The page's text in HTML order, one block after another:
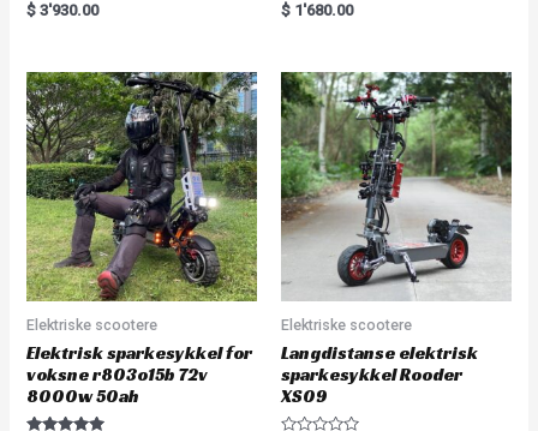
Rated
5.00
$ 3'930.00
R
a
0
o
u
t
o
f
5
$ 1'680.00
Elektriske scootere
Elektrisk sparkesykkel for
voksne r803o15b 72v
8000w 50ah
Elektriske scootere
Langdistanse elektrisk
sparkesykkel Rooder
XS09